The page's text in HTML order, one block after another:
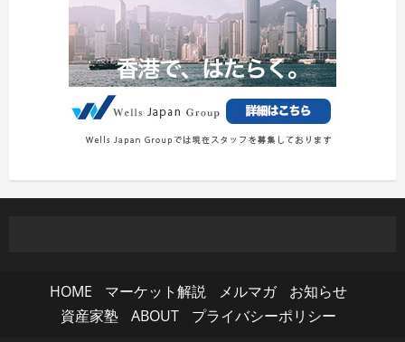
HOME マーケット解説 メルマガ
お知らせ
資産家塾
ABOUT プライバシーポリシー